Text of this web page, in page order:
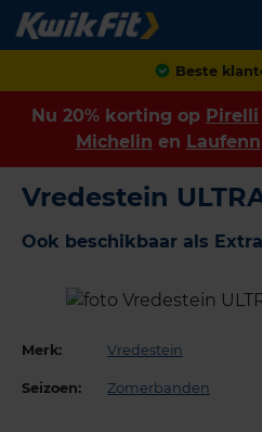
Beste
Nu 20% korting op Pirelli
Michelin en Laufenn
Vredestein
Ook beschikbaar als
Merk: Vredestein
Seizoen: Zomerbanden